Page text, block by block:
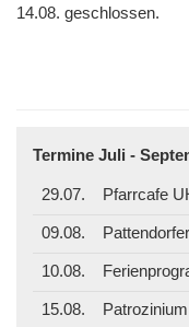
14.08. geschlossen.
Termine Juli -
29.07. Pfarrcafe
09.08.
10.08.
15.08.